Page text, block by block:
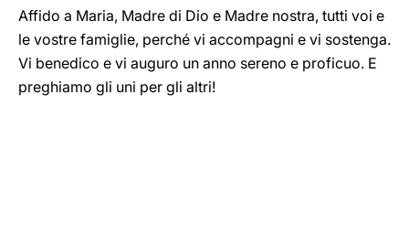
Affido a Maria, Madre di Dio e Madre nostra, tutti voi e
le vostre famiglie, perché vi accompagni e vi sostenga.
Vi benedico e vi auguro un anno sereno e proficuo. E
preghiamo gli uni per gli altri!